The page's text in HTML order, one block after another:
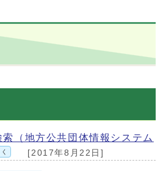
（地方公共団体情報システム
[2017年8月22日]